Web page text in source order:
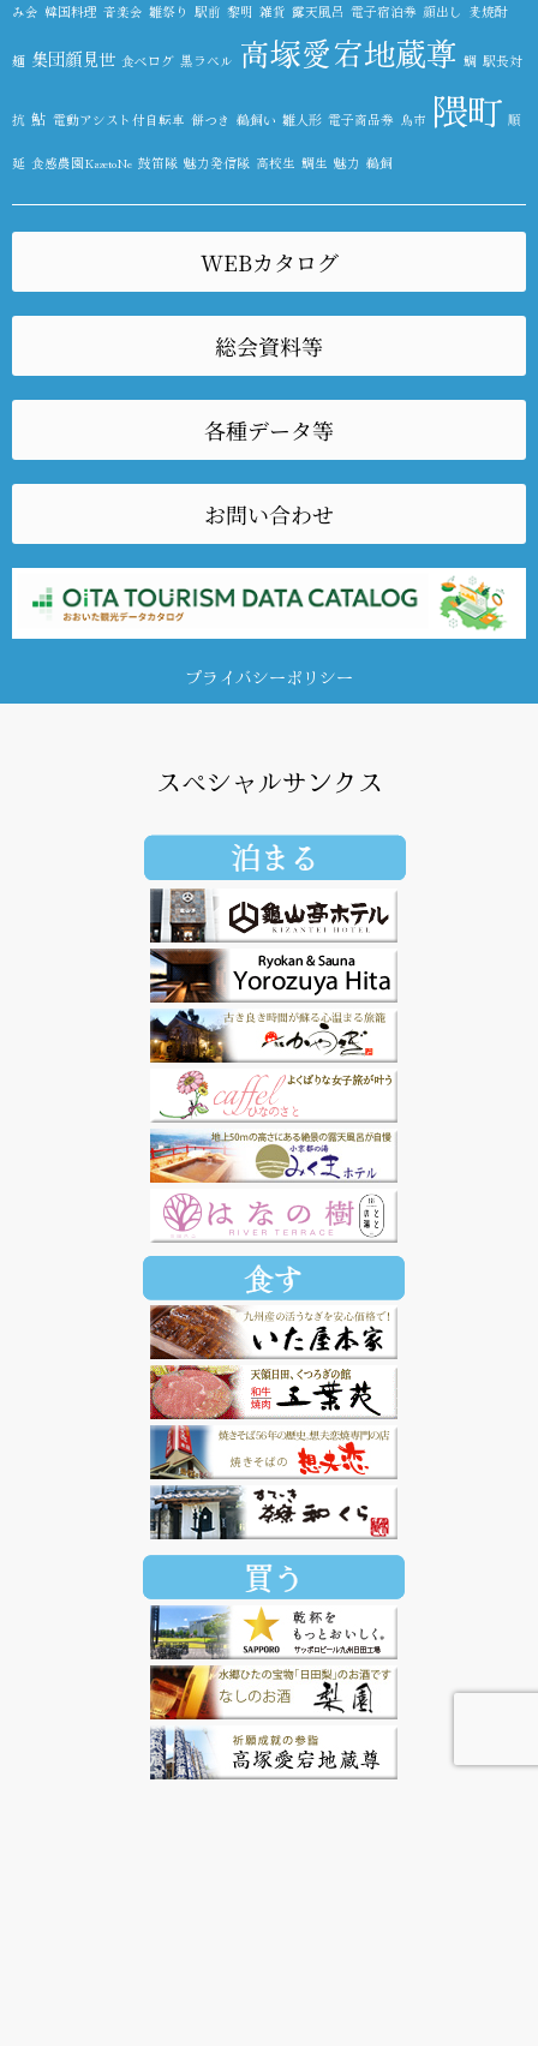
み会 韓国料理 音楽会 雛祭り 駅前 黎明 雑貨 露天風呂 電子宿泊券 顔出し 麦焼酎
麺 集団顔見世 食べログ 黒ラベル 高塚愛宕地蔵尊 鯛 駅長対
抗 鮎 電動アシスト付自転車 餅つき 鵜飼い 雛人形 電子商品券 鳥市 隈町 順
延 食感農園KazetoNe 鼓笛隊 魅力発信隊 高校生 鯛生 魅力 鵜飼
WEBカタログ
総会資料等
各種データ等
お問い合わせ
プライバシーポリシー
スペシャルサンクス